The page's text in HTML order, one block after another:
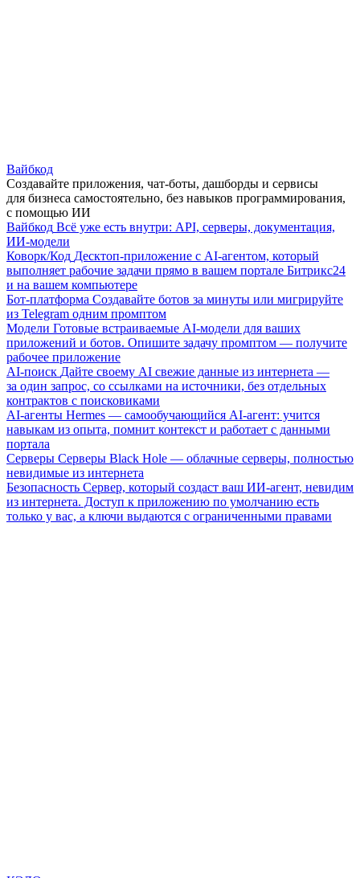
Вайбкод
Создавайте приложения, чат-боты, дашборды и сервисы
для бизнеса самостоятельно, без навыков программирования,
с помощью ИИ
Вайбкод Всё уже есть внутри: API, серверы, документация,
ИИ-модели
Коворк/Код Десктоп-приложение с AI-агентом, который
выполняет рабочие задачи прямо в вашем портале Битрикс24
и на вашем компьютере
Бот-платформа Создавайте ботов за минуты или мигрируйте
из Telegram одним промптом
Модели Готовые встраиваемые AI-модели для ваших
приложений и ботов. Опишите задачу промптом — получите
рабочее приложение
AI-поиск Дайте своему AI свежие данные из интернета —
за один запрос, со ссылками на источники, без отдельных
контрактов с поисковиками
AI-агенты Hermes — самообучающийся AI-агент: учится
навыкам из опыта, помнит контекст и работает с данными
портала
Серверы Серверы Black Hole — облачные серверы, полностью
невидимые из интернета
Безопасность Сервер, который создаст ваш ИИ-агент, невидим
из интернета. Доступ к приложению по умолчанию есть
только у вас, а ключи выдаются с ограниченными правами